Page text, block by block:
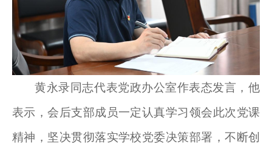
黄永录同志代表党政办公室作表态发言，他
表示，会后支部成员一定认真学习领会此次党课
精神，坚决贯彻落实学校党委决策部署，不断创